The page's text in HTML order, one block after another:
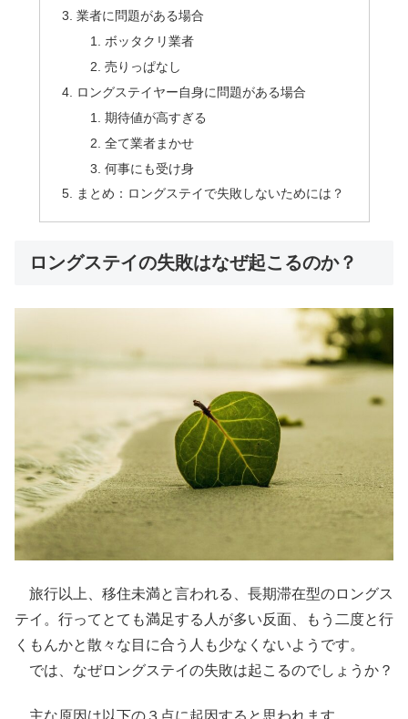
業者に問題がある場合
ボッタクリ業者
売りっぱなし
ロングステイヤー自身に問題がある場合
期待値が高すぎる
全て業者まかせ
何事にも受け身
まとめ：ロングステイで失敗しないためには？
ロングステイの失敗はなぜ起こるのか？
旅行以上、移住未満と言われる、長期滞在型のロングス
テイ。行ってとても満足する人が多い反面、もう二度と行
くもんかと散々な目に合う人も少なくないようです。
では、なぜロングステイの失敗は起こるのでしょうか？
主な原因は以下の３点に起因すると思われます。